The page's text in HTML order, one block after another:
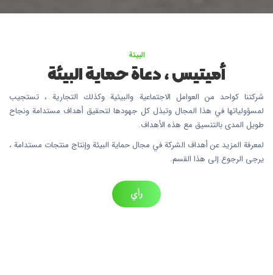
البيئة
أميتيس ، دعاة حماية البيئة
شركتنا كواحد من العوامل الاجتماعية والبيئية وكذلك التجارية ، تستجيب
لمسؤولياتها في هذا المجال وتبذل كل جهودها لتحقيق أهداف مستدامة ونجاح
طويل المدى بالتنسيق مع هذه الأهداف.
لمعرفة المزيد عن أهداف الشركة في مجال حماية البيئة وإنتاج منتجات مستدامة ،
يرجى الرجوع إلى هذا القسم.
رأي